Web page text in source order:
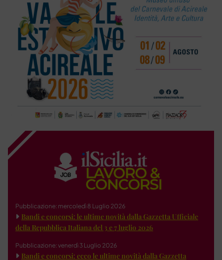
Pubblicazione: mercoledì 8 Luglio 2026
Bandi e concorsi: le ultime novità dalla Gazzetta Ufficiale
della Repubblica Italiana del 3 e 7 luglio 2026
Pubblicazione: venerdì 3 Luglio 2026
Bandi e concorsi: ecco le ultime novità dalla Gazzetta